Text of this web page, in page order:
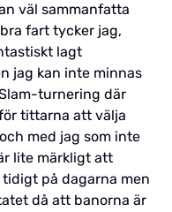
väl sammanfatta
fart tycker jag,
lagt
jag kan inte minnas
turnering där
tittarna att välja
med jag som inte
lite märkligt att
på dagarna men
då att banorna är